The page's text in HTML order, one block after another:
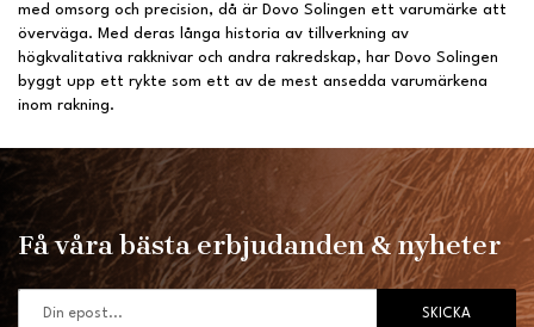
med omsorg och precision, då är Dovo Solingen ett varumärke att
överväga. Med deras långa historia av tillverkning av
högkvalitativa rakknivar och andra rakredskap, har Dovo Solingen
byggt upp ett rykte som ett av de mest ansedda varumärkena
inom rakning.
Få våra bästa erbjudanden & nyheter
SKICKA